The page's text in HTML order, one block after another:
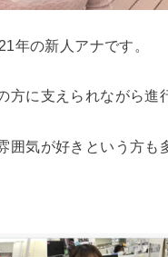
年の新人アナです。
方に支えられながら進
囲気が好きという方も